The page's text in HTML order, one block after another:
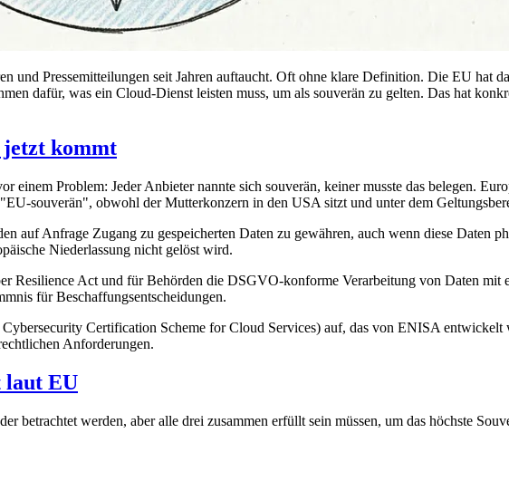
und Pressemitteilungen seit Jahren auftaucht. Oft ohne klare Definition. Die EU hat
dafür, was ein Cloud-Dienst leisten muss, um als souverän zu gelten. Das hat
jetzt kommt
einem Problem: Jeder Anbieter nannte sich souverän, keiner musste das belegen.
souverän", obwohl der Mutterkonzern in den USA sitzt und unter dem
Anfrage Zugang zu gespeicherten Daten zu gewähren, auch wenn diese Daten
Niederlassung nicht gelöst wird.
Resilience Act und für Behörden die DSGVO-konforme Verarbeitung von Daten mit
für Beschaffungsentscheidungen.
Certification Scheme for Cloud Services) auf, das von ENISA
Anforderungen.
laut EU
betrachtet werden, aber alle drei zusammen erfüllt sein müssen, um das höchste